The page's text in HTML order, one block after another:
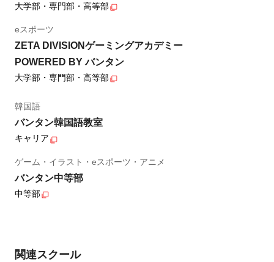
大学部・専門部・高等部
eスポーツ
ZETA DIVISIONゲーミングアカデミー
POWERED BY バンタン
大学部・専門部・高等部
韓国語
バンタン韓国語教室
キャリア
ゲーム・イラスト・eスポーツ・アニメ
バンタン中等部
中等部
関連スクール